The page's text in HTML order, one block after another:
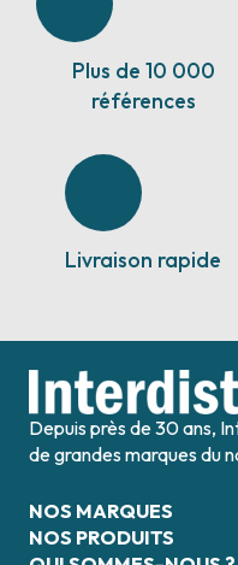
Plus de 10 000
références
Livraison rapide
Depuis près de 30 ans,
de grandes marques du
NOS MARQUES
NOS PRODUITS